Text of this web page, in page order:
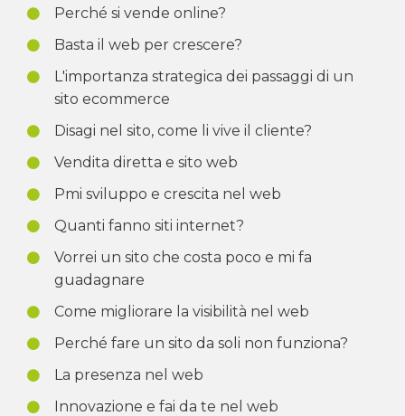
Perché si vende online?
Basta il web per crescere?
L'importanza strategica dei passaggi di un
sito ecommerce
Disagi nel sito, come li vive il cliente?
Vendita diretta e sito web
Pmi sviluppo e crescita nel web
Quanti fanno siti internet?
Vorrei un sito che costa poco e mi fa
guadagnare
Come migliorare la visibilità nel web
Perché fare un sito da soli non funziona?
La presenza nel web
Innovazione e fai da te nel web